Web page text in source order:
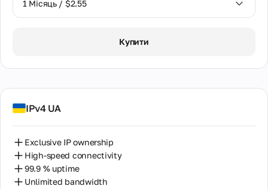
1 Місяць / $2.55
Купити
IPv4 UA
Exclusive IP ownership
High-speed connectivity
99.9 % uptime
Unlimited bandwidth